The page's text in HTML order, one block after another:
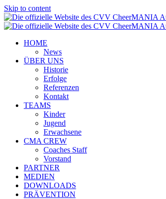
Skip to content
HOME
News
ÜBER UNS
Historie
Erfolge
Referenzen
Kontakt
TEAMS
Kinder
Jugend
Erwachsene
CMA CREW
Coaches Staff
Vorstand
PARTNER
MEDIEN
DOWNLOADS
PRÄVENTION